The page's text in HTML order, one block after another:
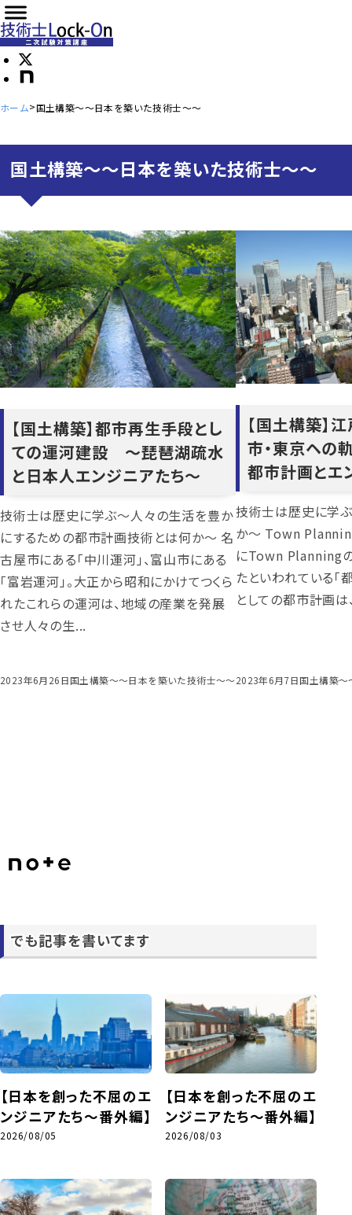
ホーム 国土構築～～日本を築いた技術士～～
国土構築～～日本を築いた技術士～～
【国土構築】都市再生手段とし
ての運河建設 ～琵琶湖疏水
と日本人エンジニアたち～
技術士は歴史に学ぶ～人々の生活を豊か
にするための都市計画技術とは何か～ 名
古屋市にある「中川運河」、富山市にある
「富岩運河」。大正から昭和にかけてつくら
れたこれらの運河は、地域の産業を発展
させ人々の生...
2023年6月26日国土構築～～日本を築いた技術士～～
【国土構築】
市・東京ヘ
都市計画とエ
技術士は歴史に学
か～ Town
にTown Planning
たといわれている「
としての都市計画
2023年6月7日国土構築～
でも記事を書いてます
【日本を創った不屈のエ
ンジニアたち～番外編】
2026/08/05
【日本を創った不屈のエ
ンジニアたち～番外編】
2026/08/03